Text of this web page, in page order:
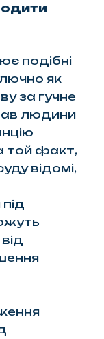
подібні
як
за гучне
людини
той факт,
відомі,